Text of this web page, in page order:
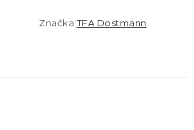
Značka:TFA Dostmann